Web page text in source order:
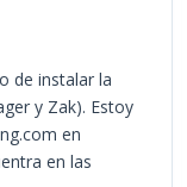
de instalar la
y Zak). Estoy
en
en las